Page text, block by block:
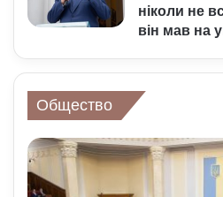
ніколи не
він мав на
Общество